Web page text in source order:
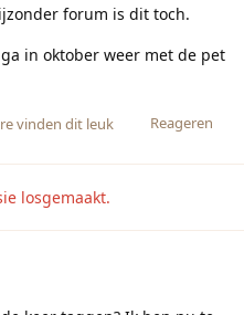
forum is dit toch.
in oktober weer met de pet
Reageren
vinden dit leuk
losgemaakt.